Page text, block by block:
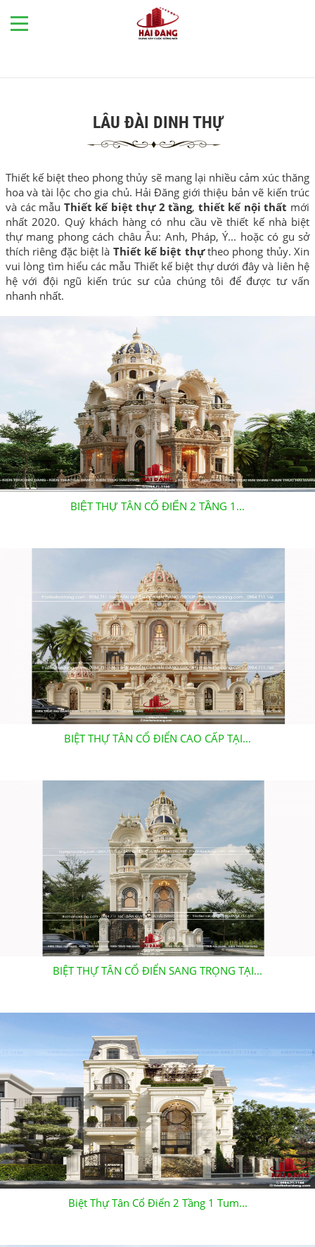
LÂU ĐÀI DINH THỰ
Thiết kế biệt theo phong thủy sẽ mang lại nhiều cảm xúc thăng
hoa và tài lộc cho gia chủ. Hải Đăng giới thiệu bản vẽ kiến trúc
và các mẫu Thiết kế biệt thự 2 tầng, thiết kế nội thất mới
nhất 2020. Quý khách hàng có nhu cầu về thiết kế nhà biệt
thự mang phong cách châu Âu: Anh, Pháp, Ý... hoặc có gu sở
thích riêng đặc biệt là Thiết kế biệt thựtheo phong thủy. Xin
vui lòng tìm hiểu các mẫu Thiết kế biệt thự dưới đây và liên hệ
hệ với đội ngũ kiến trúc sư của chúng tôi để được tư vấn
nhanh nhất.
BIỆT THỰ TÂN CỔ ĐIỂN 2 TẦNG 1...
BIỆT THỰ TÂN CỔ ĐIỂN CAO CẤP TẠI...
BIỆT THỰ TÂN CỔ ĐIỂN SANG TRỌNG TẠI...
Biệt Thự Tân Cổ Điển 2 Tầng 1 Tum...